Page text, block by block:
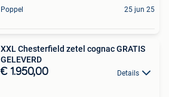
Poppel 25 jun 25
XXL Chesterfield zetel cognac GRATIS
GELEVERD
€ 1.950,00 Details